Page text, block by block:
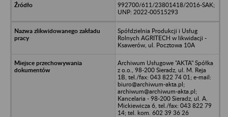
992700/611/23801418/2016-SAK;
UNP: 2022-00515293
Spółdzielnia Produkcji i Usług
Rolnych AGRITECH w likwidacji -
Ksawerów, ul. Pocztowa 10A
Archiwum Usługowe "AKTA" Spółka
z o.o., 98-200 Sieradz, ul. M. Reja
1B, tel./fax: 043 822 74 01; e-mail:
biuro@archiwum-akta.pl;
archiwum@archiwum-akta.pl;
Kancelaria - 98-200 Sieradz, ul. A.
Mickiewicza 6, tel./fax: 043 822 79
14; tel. kom. 602 39 36 26